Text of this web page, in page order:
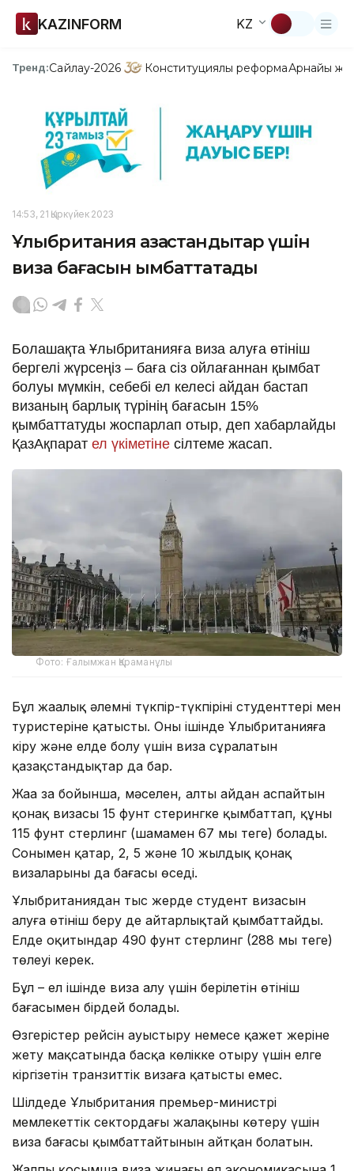
KAZINFORM KZ
Тренд:Сайлау-2026 Конституциялық реформаАрнайы
14:53, 21 Қыркүйек 2023
Ұлыбритания қазақстандықтар үшін
виза бағасын қымбаттатады
Болашақта Ұлыбританияға виза алуға өтініш
бергелі жүрсеңіз – баға сіз ойлағаннан қымбат
болуы мүмкін, себебі ел келесі айдан бастап
визаның барлық түрінің бағасын 15%
қымбаттатуды жоспарлап отыр, деп хабарлайды
ҚазАқпарат ел үкіметіне сілтеме жасап.
Фото: Ғалымжан Қараманұлы
Бұл жаңалық әлемнің түкпір-түкпірінің студенттері мен
туристеріне қатысты. Оның ішінде Ұлыбританияға
кіру және елде болу үшін виза сұралатын
қазақстандықтар да бар.
Жаңа заң бойынша, мәселен, алты айдан аспайтын
қонақ визасы 15 фунт стерингке қымбаттап, құны
115 фунт стерлинг (шамамен 67 мың теңге) болады.
Сонымен қатар, 2, 5 және 10 жылдық қонақ
визаларының да бағасы өседі.
Ұлыбританиядан тыс жерде студент визасын
алуға өтініш беру де айтарлықтай қымбаттайды.
Елде оқитындар 490 фунт стерлинг (288 мың теңге)
төлеуі керек.
Бұл – ел ішінде виза алу үшін берілетін өтініш
бағасымен бірдей болады.
Өзгерістер рейсін ауыстыру немесе қажет жеріне
жету мақсатында басқа көлікке отыру үшін елге
кіргізетін транзиттік визаға қатысты емес.
Шілдеде Ұлыбритания премьер-министрі
мемлекеттік сектордағы жалақыны көтеру үшін
виза бағасы қымбаттайтынын айтқан болатын.